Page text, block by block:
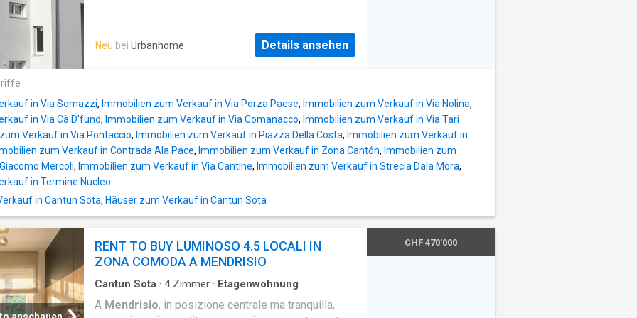
Der private Swimmingpool bildet das Herzstück des
Aussenbereichs und schafft eine einzigartige
geniessen Sie hier nicht nur exklusiven
Wohnkomfort,
Neu bei Urbanhome Details ansehen
in Via Somazzi, Immobilien zum Verkauf in Via Porza Paese, Immobilien zum Verkauf in Via Nolina,
in Via Cà D'fund, Immobilien zum Verkauf in Via Comanacco, Immobilien zum Verkauf in Via Tari
Verkauf in Via Pontaccio, Immobilien zum Verkauf in Piazza Della Costa, Immobilien zum Verkauf in
zum Verkauf in Contrada Ala Pace, Immobilien zum Verkauf in Zona Cantón, Immobilien zum
Mercoli, Immobilien zum Verkauf in Via Cantine, Immobilien zum Verkauf in Strecia Dala Mora,
in Termine Nucleo
in Cantun Sota, Häuser zum Verkauf in Cantun Sota
RENT TO BUY LUMINOSO 4.5 LOCALI IN
ZONA COMODA A MENDRISIO
Cantun Sota · 4Zimmer · Etagenwohnung
A Mendrisio, in posizione centrale ma tranquilla,
CHF 470'000